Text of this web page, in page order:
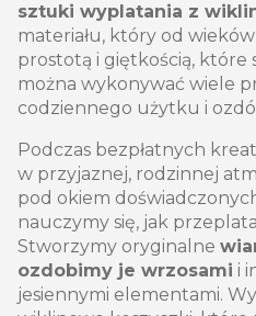
sztuki wyplatania z
materiału, który od
prostotą i giętkością, które
można wykonywać wiele
codziennego użytku i
Podczas bezpłatnych
w przyjaznej, rodzinnej
pod okiem
nauczymy się, jak
Stworzymy oryginalne
ozdobimy je wrzosami i
jesiennymi elementami.